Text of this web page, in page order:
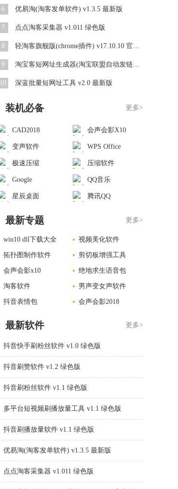
6 优易淘(淘客发单软件) v1.3.5 最新版
7 点点淘客采集器 v1.011 绿色版
8 轻淘客旗舰版(chrome插件) v17.10.10 官方版
9 淘宝客短网址生成器(淘宝联盟自动发链接) v1.91 绿色版
10 深蓝批量短网址工具 v2.0 最新版
装机必备 更多>
CAD2018 会声会影X10
变声软件 WPS Office
极速压缩 压缩软件
Google QQ音乐
星辰桌面 腾讯QQ
最新专题 更多>
win10 dll下载大全 视频美化软件
拓扑图制作软件 剪切板增强工具
会声会影x10 绝地求生语音包
淘客软件 男声变女声软件
抖音表情包 会声会影2018
最新软件 更多>
抖音快手刷粉丝软件 v1.0 绿色版
抖音刷赞软件 v1.2 绿色版
抖音刷粉丝软件 v1.1 绿色版
多平台短视频刷播放量工具 v1.1 绿色版
抖音刷播放量软件 v1.1 绿色版
优易淘(淘客发单软件) v1.3.5 最新版
点点淘客采集器 v1.011 绿色版